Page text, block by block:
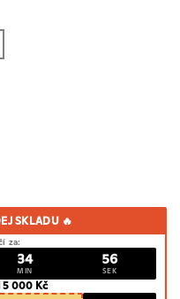
SKLADU 🔥
za:
34
MIN
55
SEK
5 000 Kč